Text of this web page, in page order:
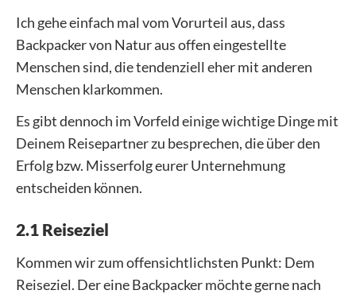
Ich gehe einfach mal vom Vorurteil aus, dass
Backpacker von Natur aus offen eingestellte
Menschen sind, die tendenziell eher mit anderen
Menschen klarkommen.
Es gibt dennoch im Vorfeld einige wichtige Dinge mit
Deinem Reisepartner zu besprechen, die über den
Erfolg bzw. Misserfolg eurer Unternehmung
entscheiden können.
2.1 Reiseziel
Kommen wir zum offensichtlichsten Punkt: Dem
Reiseziel. Der eine Backpacker möchte gerne nach